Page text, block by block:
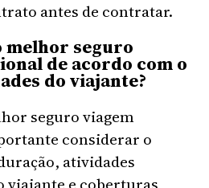
antes de contratar.
melhor seguro
de acordo com o
do viajante?
seguro viagem
considerar o
atividades